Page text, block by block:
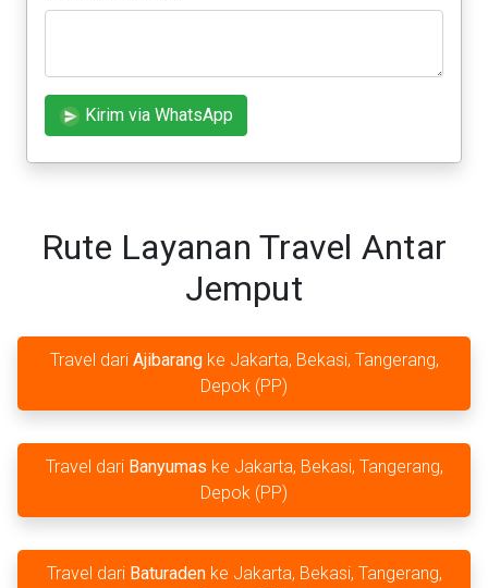
Kirim via WhatsApp
Rute Layanan Travel Antar
Jemput
Travel dari Ajibarangke Jakarta, Bekasi, Tangerang,
Depok (PP)
Travel dari Banyumas ke Jakarta, Bekasi, Tangerang,
Depok (PP)
Travel dari Baturadenke Jakarta, Bekasi, Tangerang,